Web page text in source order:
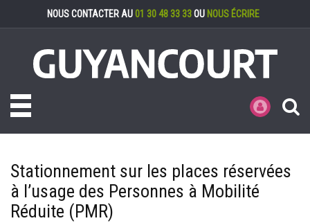
NOUS CONTACTER AU 01 30 48 33 33OU NOUS ÉCRIRE
Toggle navigation MES
Stationnement sur les places réservées
à l’usage des Personnes à Mobilité
Réduite (PMR)